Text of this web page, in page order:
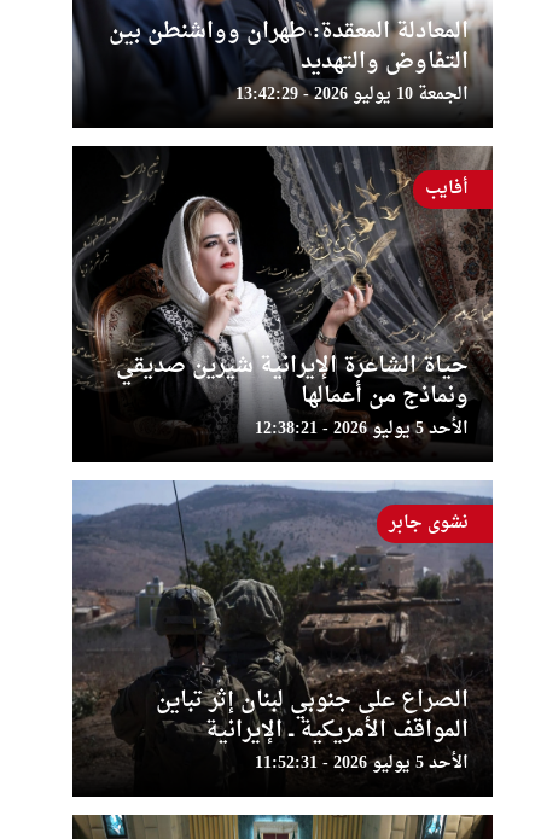
المعادلة المعقدة: طهران وواشنطن بين
التفاوض والتهديد
الجمعة 10 يوليو 2026 - 13:42:29
حياة الشاعرة الإيرانية شيرين صديقي
ونماذج من أعمالها
الأحد 5 يوليو 2026 - 12:38:21
أفايب
الصراع على جنوبي لبنان إثر تباين
المواقف الأمريكية ــ الإيرانية
الأحد 5 يوليو 2026 - 11:52:31
نشوى جابر